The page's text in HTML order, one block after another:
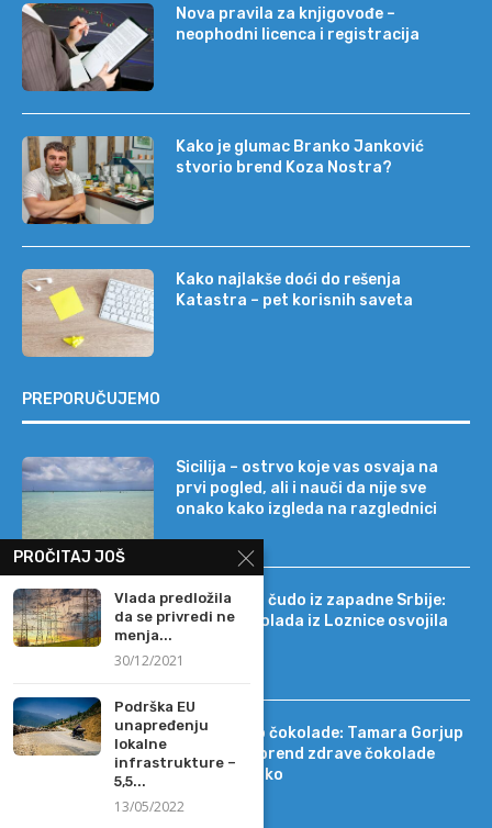
Nova pravila za knjigovođe –
neophodni licenca i registracija
Kako je glumac Branko Janković
stvorio brend Koza Nostra?
Kako najlakše doći do rešenja
Katastra – pet korisnih saveta
PREPORUČUJEMO
Sicilija – ostrvo koje vas osvaja na
prvi pogled, ali i nauči da nije sve
onako kako izgleda na razglednici
Tehnološko čudo iz zapadne Srbije:
kako je čokolada iz Loznice osvojila
Od DIF-a do čokolade: Tamara Gorjup
pokrenula brend zdrave čokolade
Kapetan Koko
PROČITAJ JOŠ
Vlada predložila
da se privredi ne
menja...
30/12/2021
Podrška EU
unapređenju
lokalne
infrastrukture –
5,5...
13/05/2022